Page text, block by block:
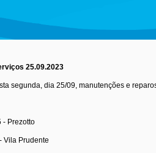
25.09.2023
segunda, dia 25/09, manutenções e
- Prezotto
Vila Prudente